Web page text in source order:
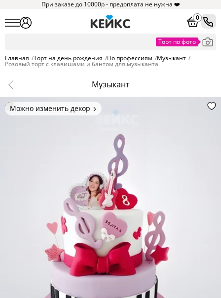
При заказе до 10000р - предоплата не нужна ❤️
0
Главная /Торт на день рождения /По профессиям /Музыкант /
Розовый торт с клавишами и бантом для музыканта
Музыкант
Можно изменить декор
Цвет покрытия, надписи,